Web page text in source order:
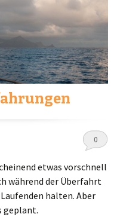
0
etwas vorschnell
während der Überfahrt
halten. Aber
geplant.